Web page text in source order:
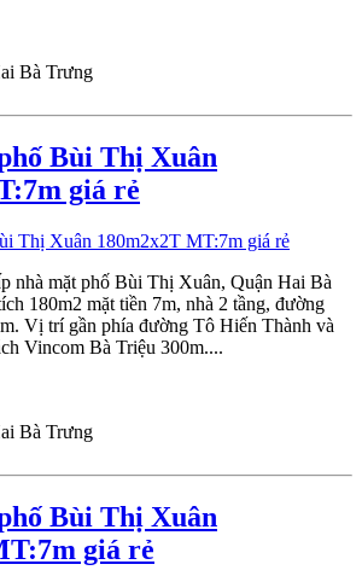
Bà Trưng
Bùi Thị Xuân
giá rẻ
nhà mặt phố Bùi Thị Xuân, Quận Hai Bà
180m2 mặt tiền 7m, nhà 2 tầng, đường
Vị trí gần phía đường Tô Hiến Thành và
Vincom Bà Triệu 300m....
Bà Trưng
Bùi Thị Xuân
giá rẻ